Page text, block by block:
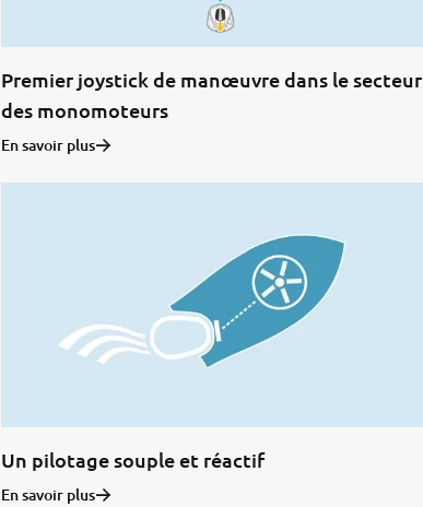
Premier joystick de manœuvre dans le secteur
des monomoteurs
En savoir plus
Un pilotage souple et réactif
En savoir plus